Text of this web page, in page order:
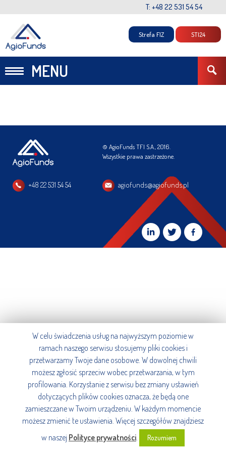
T: +48 22 531 54 54
MENU
Strefa FIZ STI24
© AgioFunds TFI S.A., 2016.
Wszystkie prawa zastrzeżone.
+48 22 531 54 54 agiofunds@agiofunds.pl
W celu świadczenia usług na najwyższym poziomie w
ramach naszego serwisu stosujemy pliki cookies i
przetwarzamy Twoje dane osobowe. W dowolnej chwili
możesz zgłosić sprzeciw wobec przetwarzania, w tym
profilowania. Korzystanie z serwisu bez zmiany ustawień
dotyczących plików cookies oznacza, że będą one
zamieszczane w Twoim urządzeniu. W każdym momencie
możesz zmienić te ustawienia. Więcej szczegółów znajdziesz
w naszej Polityce prywatności. Rozumiem